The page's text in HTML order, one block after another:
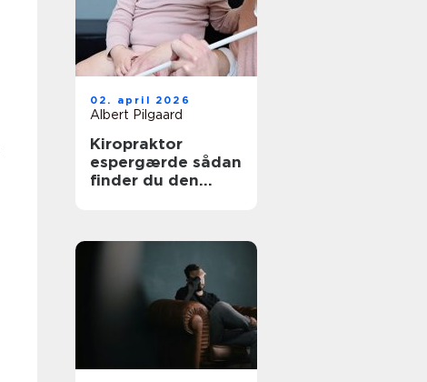
02. april 2026
Albert Pilgaard
Kiropraktor
espergærde sådan
finder du den